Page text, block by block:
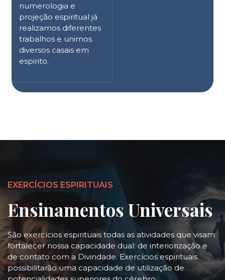
numerologia e
projeção espiritual já
realizamos diferentes
trabalhos e unimos
diversos casais em
espirito.
EXERCÍCIOS ESPIRITUAIS
Ensinamentos Universais
São exercícios espirituais todas as atividades que visam
fortalecer nossa capacidade dual: de interiorização e
de contato com a Divindade. Exercícios espirituais
possibilitarão uma capacidade de utilização de